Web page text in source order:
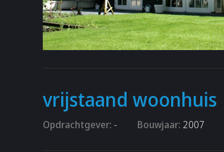
vrijstaand woonhuis
Opdrachtgever: - Bouwjaar: 2007